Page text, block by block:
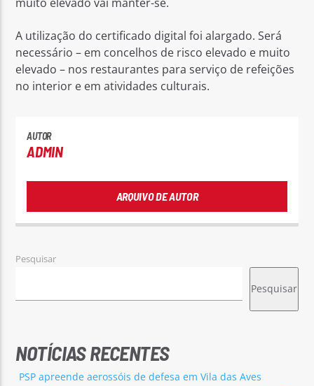
A utilização do certificado digital foi alargado. Será
necessário – em concelhos de risco elevado e muito
elevado – nos restaurantes para serviço de refeições
no interior e em atividades culturais.
AUTOR
ADMIN
ARQUIVO DE AUTOR
Pesquisar
Pesquisar
NOTÍCIAS RECENTES
PSP apreende aerossóis de defesa em Vila das Aves